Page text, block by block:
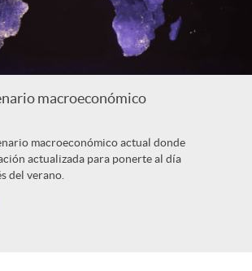
macroeconómico
macroeconómico actual donde
actualizada para ponerte al día
del verano.